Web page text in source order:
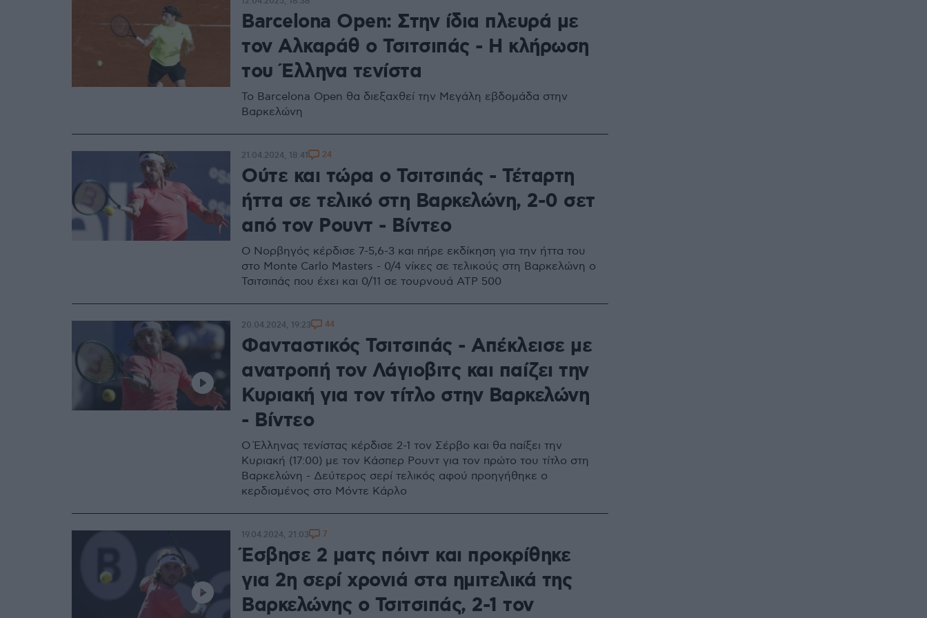
Barcelona Open: Στην ίδια πλευρά με
τον Αλκαράθ ο Τσιτσιπάς - Η κλήρωση
του Έλληνα τενίστα
Το Barcelona Open θα διεξαχθεί την Μεγάλη εβδομάδα στην
Βαρκελώνη
Ούτε και τώρα ο Τσιτσιπάς - Τέταρτη
ήττα σε τελικό στη Βαρκελώνη, 2-0 σετ
από τον Ρουντ - Βίντεο
Ο Νορβηγός κέρδισε 7-5,6-3 και πήρε εκδίκηση για την ήττα του
στο Monte Carlo Masters - 0/4 νίκες σε τελικούς στη Βαρκελώνη ο
Τσιτσιπάς που έχει και 0/11 σε τουρνουά ATP 500
21.04.2024, 18:41 24
Φανταστικός Τσιτσιπάς - Απέκλεισε με
ανατροπή τον Λάγιοβιτς και παίζει την
Κυριακή για τον τίτλο στην Βαρκελώνη
- Βίντεο
Ο Έλληνας τενίστας κέρδισε 2-1 τον Σέρβο και θα παίξει την
Κυριακή (17:00) με τον Κάσπερ Ρουντ για τον πρώτο του τίτλο στη
Βαρκελώνη - Δεύτερος σερί τελικός αφού προηγήθηκε ο
κερδισμένος στο Μόντε Κάρλο
20.04.2024, 19:23 44
Έσβησε 2 ματς πόιντ και προκρίθηκε
για 2η σερί χρονιά στα ημιτελικά της
Βαρκελώνης ο Τσιτσιπάς, 2-1 τον
19.04.2024, 21:03 7